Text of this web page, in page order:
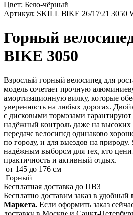
Цвет: Бело-чёрный
Артикул: SKILL BIKE 26/17/21 3050
Горный
BIKE 3050
Взрослый горный велосипед для
модель сочетает прочную
амортизационную вилку, которые
уверенность на любых дорогах.
с дисковыми тормозами гарантируют
надёжный контроль даже на высоких
передаче велосипед одинаково
по городу, и для выездов на
надёжным выбором для тех, кто
практичность и активный отдых.
от 145 до 176 см
Горный
Бесплатная доставка до ПВЗ
Бесплатно доставим заказ в удобный
Маркета. Если оформить заказ
доставки в Москве и Санкт-